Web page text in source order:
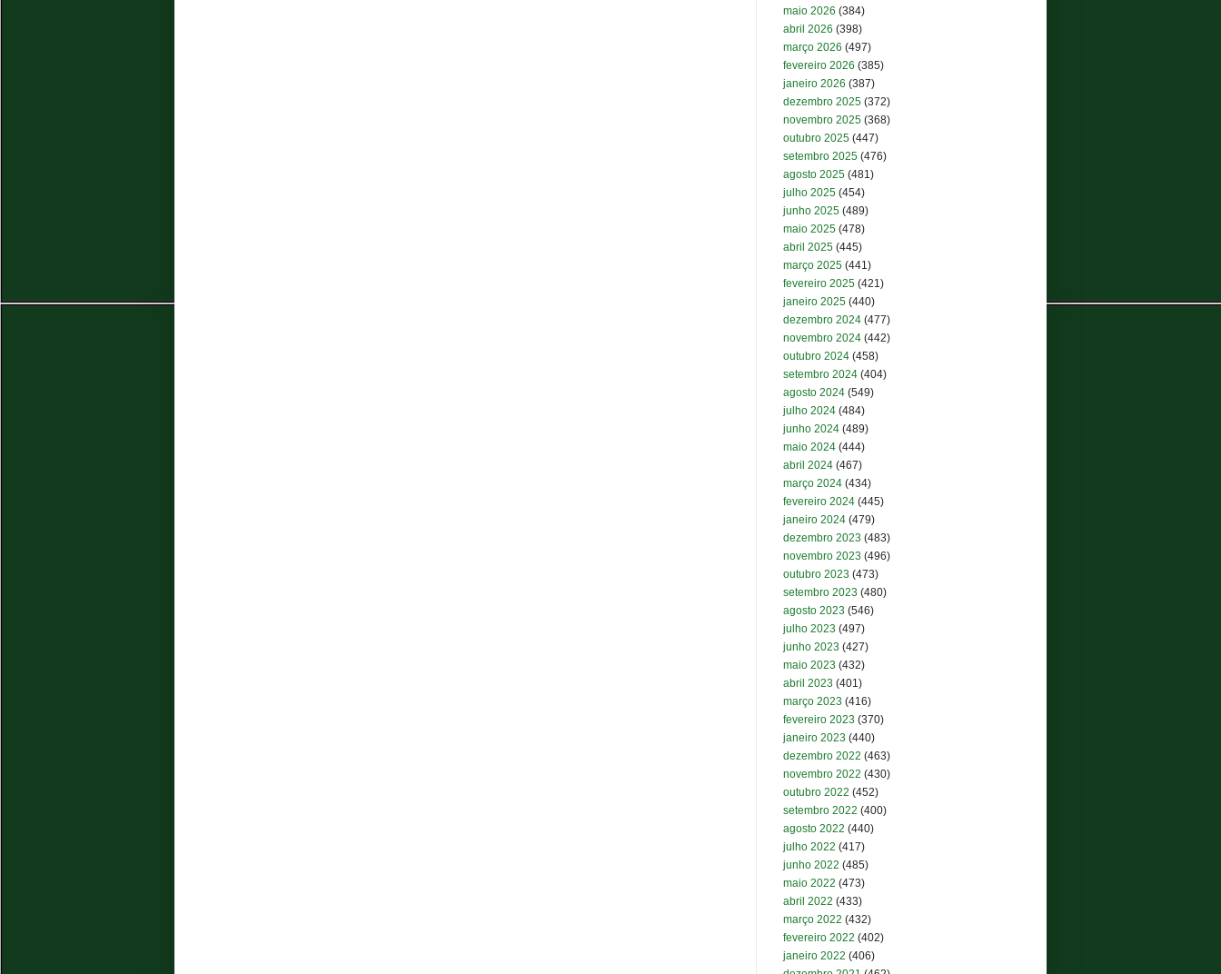
maio 2026 (384)
abril 2026 (398)
março 2026 (497)
fevereiro 2026 (385)
janeiro 2026 (387)
dezembro 2025 (372)
novembro 2025 (368)
outubro 2025 (447)
setembro 2025 (476)
agosto 2025 (481)
julho 2025 (454)
junho 2025 (489)
maio 2025 (478)
abril 2025 (445)
março 2025 (441)
fevereiro 2025 (421)
janeiro 2025 (440)
dezembro 2024 (477)
novembro 2024 (442)
outubro 2024 (458)
setembro 2024 (404)
agosto 2024 (549)
julho 2024 (484)
junho 2024 (489)
maio 2024 (444)
abril 2024 (467)
março 2024 (434)
fevereiro 2024 (445)
janeiro 2024 (479)
dezembro 2023 (483)
novembro 2023 (496)
outubro 2023 (473)
setembro 2023 (480)
agosto 2023 (546)
julho 2023 (497)
junho 2023 (427)
maio 2023 (432)
abril 2023 (401)
março 2023 (416)
fevereiro 2023 (370)
janeiro 2023 (440)
dezembro 2022 (463)
novembro 2022 (430)
outubro 2022 (452)
setembro 2022 (400)
agosto 2022 (440)
julho 2022 (417)
junho 2022 (485)
maio 2022 (473)
abril 2022 (433)
março 2022 (432)
fevereiro 2022 (402)
janeiro 2022 (406)